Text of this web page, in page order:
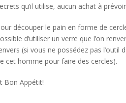
qu’il utilise, aucun achat à
découper le pain en forme de
d’utiliser un verre que l’on
(si vous ne possédez pas l’outil
cet homme pour faire des cercles).
Bon Appétit!